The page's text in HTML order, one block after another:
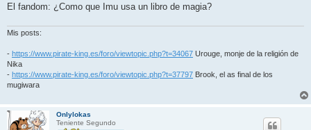
El fandom: ¿Como que Imu usa un libro de magia?
Mis posts:
- https://www.pirate-king.es/foro/viewtopic.php?t=34067 Urouge, monje de la religión de
Nika
- https://www.pirate-king.es/foro/viewtopic.php?t=37797 Brook, el as final de los
mugiwara
Onlylokas
Teniente Segundo